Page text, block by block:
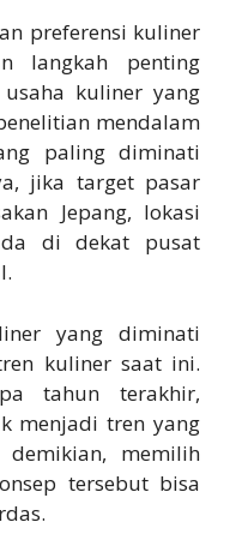
preferensi kuliner
langkah penting
kuliner yang
mendalam
paling diminati
jika target pasar
Jepang, lokasi
di dekat pusat
yang diminati
kuliner saat ini.
tahun terakhir,
menjadi tren yang
demikian, memilih
tersebut bisa